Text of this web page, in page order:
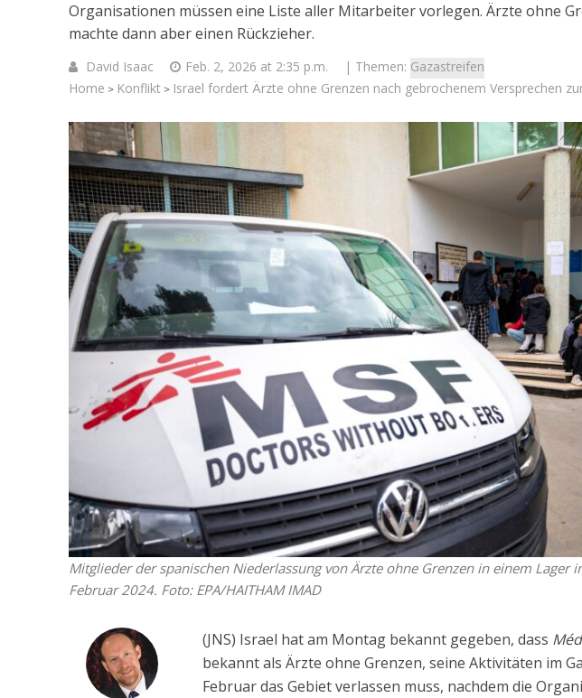
Organisationen müssen eine Liste aller Mitarbeiter vorlegen. Ärzte ohne
machte dann aber einen Rückzieher.
David Isaac Feb. 2, 2026 at 2:35 p.m. | Themen: Gazastreifen
Home > Konflikt > Israel fordert Ärzte ohne Grenzen nach gebrochenem Versprechen
Mitglieder der spanischen Niederlassung von Ärzte ohne Grenzen in einem Lager
Februar 2024. Foto: EPA/HAITHAM IMAD
(JNS) Israel hat am Montag bekannt gegeben, dass
bekannt als Ärzte ohne Grenzen, seine Aktivitäten im
Februar das Gebiet verlassen muss, nachdem die
Israel
Israelische Wahlen 2026: Das ist
die Knesset – Moshe Abutbul